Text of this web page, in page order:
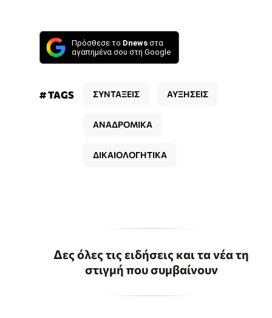
Πρόσθεσε το Dnews στα
αγαπημένα σου στη Google
# TAGS ΣΥΝΤΑΞΕΙΣ ΑΥΞΗΣΕΙΣ
ΑΝΑΔΡΟΜΙΚΑ
ΔΙΚΑΙΟΛΟΓΗΤΙΚΑ
Δες όλες τις ειδήσεις και τα νέα τη
στιγμή που συμβαίνουν